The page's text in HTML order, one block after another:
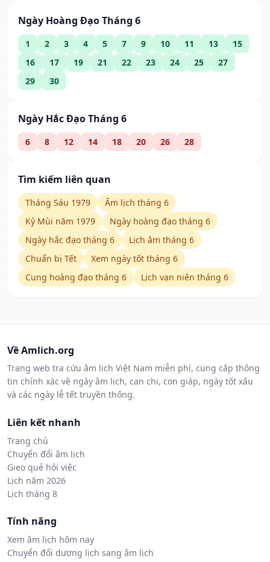
Ngày Hoàng Đạo Tháng 6
1 2 3 4 5 7 9 10 11 13
15
16
17 19 21 22 23 24 25
27
29
30
Ngày Hắc Đạo Tháng 6
6 8 12 14 18 20 26 28
Tìm kiếm liên quan
Tháng Sáu 1979
Âm lịch tháng 6
Kỷ Mùi năm 1979
Ngày hoàng đạo tháng 6
Ngày hắc đạo tháng 6
Lịch âm tháng 6
Chuẩn bị Tết
Xem ngày tốt tháng 6
Cung hoàng đạo tháng 6
Lịch vạn niên tháng 6
Về Amlich.org
Trang web tra cứu âm lịch Việt Nam miễn phí, cung cấp thông
tin chính xác về ngày âm lịch, can chi, con giáp, ngày tốt xấu
và các ngày lễ tết truyền thống.
Liên kết nhanh
Trang chủ
Chuyển đổi âm lịch
Gieo quẻ hỏi việc
Lịch năm 2026
Lịch tháng 8
Tính năng
Xem âm lịch hôm nay
Chuyển đổi dương lịch sang âm lịch